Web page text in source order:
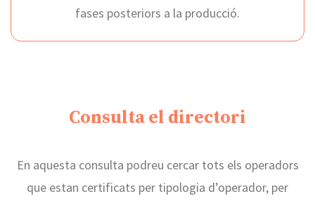
fases posteriors a la producció.
Consulta el directori
En aquesta consulta podreu cercar tots els operadors
que estan certificats per tipologia d’operador, per